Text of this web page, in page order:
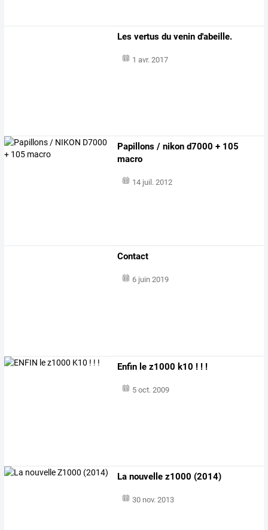
Les vertus du venin d'abeille.
1 avr. 2017
Papillons / nikon d7000 + 105
macro
14 juil. 2012
Contact
6 juin 2019
Enfin le z1000 k10 ! ! !
5 oct. 2009
La nouvelle z1000 (2014)
30 nov. 2013